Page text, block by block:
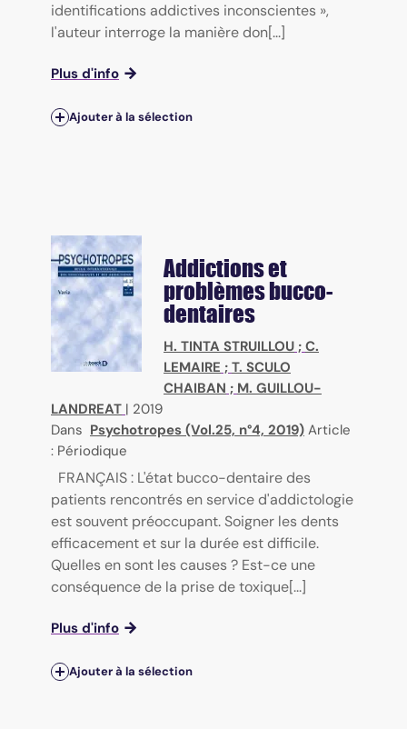
identifications addictives inconscientes »,
l'auteur interroge la manière don[...]
Plus d'info
Ajouter à la sélection
Addictions et
problèmes bucco-
dentaires
H. TINTA STRUILLOU ; C.
LEMAIRE ; T. SCULO
CHAIBAN ; M. GUILLOU-
LANDREAT | 2019
Dans Psychotropes (Vol.25, n°4, 2019) Article
: Périodique
FRANÇAIS : L'état bucco-dentaire des
patients rencontrés en service d'addictologie
est souvent préoccupant. Soigner les dents
efficacement et sur la durée est difficile.
Quelles en sont les causes ? Est-ce une
conséquence de la prise de toxique[...]
Plus d'info
Ajouter à la sélection